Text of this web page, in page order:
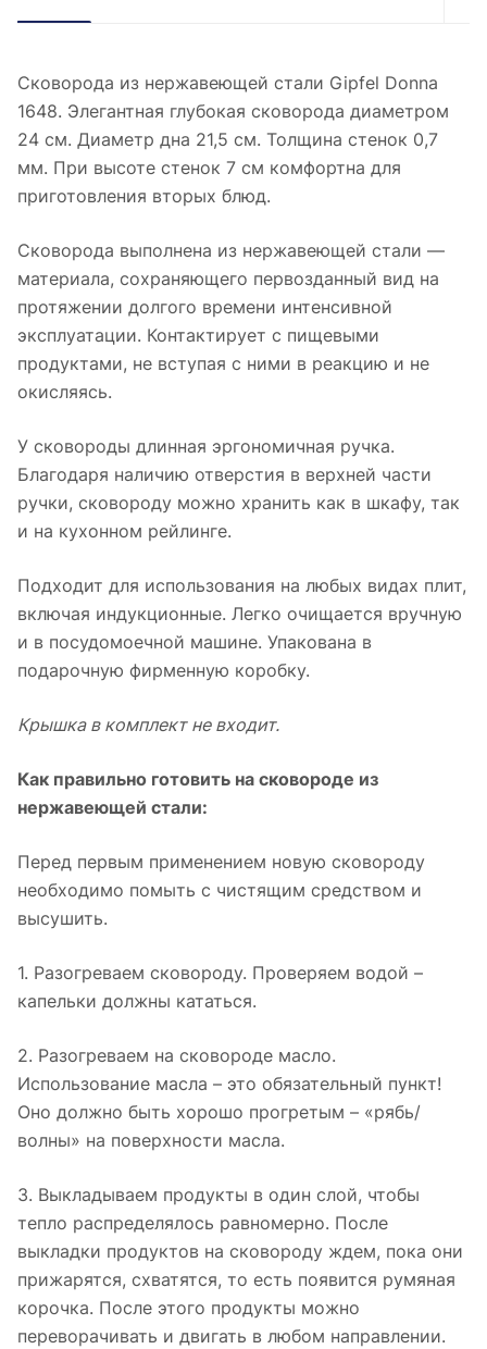
Сковорода из нержавеющей стали Gipfel Donna
1648. Элегантная глубокая сковорода диаметром
24 см. Диаметр дна 21,5 см. Толщина стенок 0,7
мм. При высоте стенок 7 см комфортна для
приготовления вторых блюд.
Сковорода выполнена из нержавеющей стали —
материала, сохраняющего первозданный вид на
протяжении долгого времени интенсивной
эксплуатации. Контактирует с пищевыми
продуктами, не вступая с ними в реакцию и не
окисляясь.
У сковороды длинная эргономичная ручка.
Благодаря наличию отверстия в верхней части
ручки, сковороду можно хранить как в шкафу, так
и на кухонном рейлинге.
Подходит для использования на любых видах плит,
включая индукционные. Легко очищается вручную
и в посудомоечной машине. Упакована в
подарочную фирменную коробку.
Крышка в комплект не входит.
Как правильно готовить на сковороде из
нержавеющей стали:
Перед первым применением новую сковороду
необходимо помыть с чистящим средством и
высушить.
1. Разогреваем сковороду. Проверяем водой –
капельки должны кататься.
2. Разогреваем на сковороде масло.
Использование масла – это обязательный пункт!
Оно должно быть хорошо прогретым – «рябь/
волны» на поверхности масла.
3. Выкладываем продукты в один слой, чтобы
тепло распределялось равномерно. После
выкладки продуктов на сковороду ждем, пока они
прижарятся, схватятся, то есть появится румяная
корочка. После этого продукты можно
переворачивать и двигать в любом направлении.